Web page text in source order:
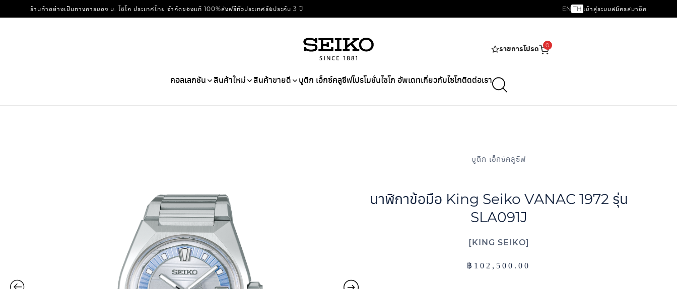
ร้านค้าอย่างเป็นทางการของ บ. ไซโก ประเทศไทย จำกัดของแท้ 100%ส่งฟรีทั่วประเทศรับประกัน 3 ปี EN TH เข้าสู่ระบบสมัครสมาชิก
รายการโปรด 0
คอลเลกชัน สินค้าใหม่ สินค้าขายดี บูติก เอ็กซ์คลูซีฟโปรโมชั่นไซโก อัพเดทเกี่ยวกับไซโกติดต่อเรา
นาฬิกาข้อมือ King Seiko VANAC 1972 รุ่น
SLA091J
฿ 102,500.00
บูติก เอ็กซ์คลูซี​ฟ
KING SEIKO